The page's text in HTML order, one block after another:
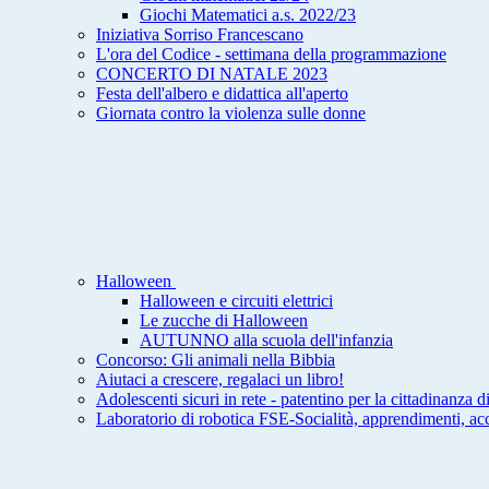
Giochi Matematici a.s. 2022/23
Iniziativa Sorriso Francescano
L'ora del Codice - settimana della programmazione
CONCERTO DI NATALE 2023
Festa dell'albero e didattica all'aperto
Giornata contro la violenza sulle donne
Halloween
Halloween e circuiti elettrici
Le zucche di Halloween
AUTUNNO alla scuola dell'infanzia
Concorso: Gli animali nella Bibbia
Aiutaci a crescere, regalaci un libro!
Adolescenti sicuri in rete - patentino per la cittadinanza
Laboratorio di robotica FSE-Socialità, apprendimenti,